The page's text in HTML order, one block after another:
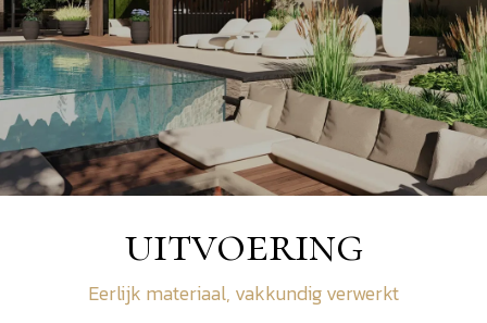
uitvoering
Eerlijk materiaal, vakkundig verwerkt